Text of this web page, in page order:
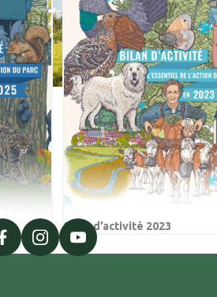
Bilan d’activité 2023
facebookinstagramyoutube